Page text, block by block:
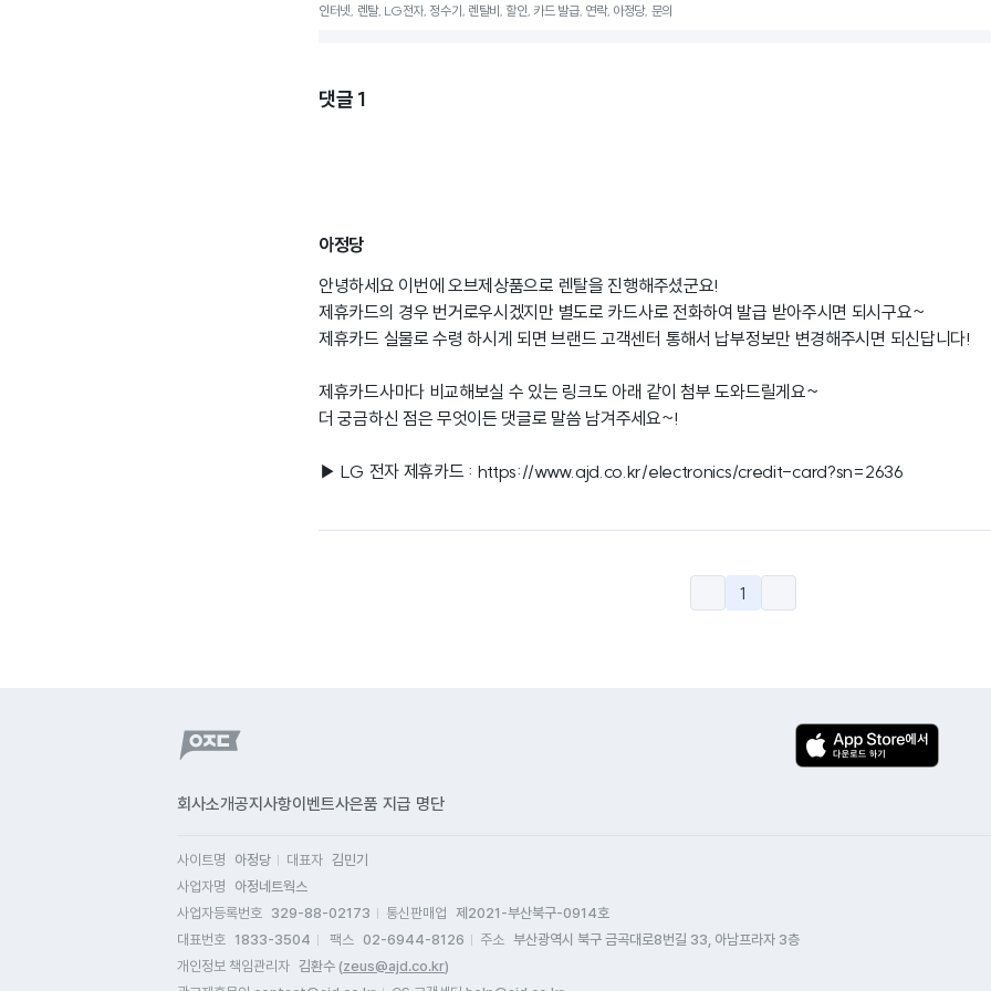
인터넷, 렌탈, LG전자, 정수기, 렌탈비, 할인, 카드 발급, 연락, 아정당, 문의
댓글 1
아정당
안녕하세요 이번에 오브제상품으로 렌탈을 진행해주셨군요!
제휴카드의 경우 번거로우시겠지만 별도로 카드사로 전화하여 발급 받아주시면 되시구요~
제휴카드 실물로 수령 하시게 되면 브랜드 고객센터 통해서 납부정보만 변경해주시면 되신답니다!
제휴카드사마다 비교해보실 수 있는 링크도 아래 같이 첨부 도와드릴게요~
더 궁금하신 점은 무엇이든 댓글로 말씀 남겨주세요~!
▶ LG 전자 제휴카드 : https://www.ajd.co.kr/electronics/credit-card?sn=2636
1
회사소개공지사항이벤트사은품 지급 명단
사이트명 아정당 대표자 김민기
사업자명
아정네트웍스
사업자등록번호 329-88-02173 통신판매업
제2021-부산북구-0914호
대표번호 1833-3504 팩스 02-6944-8126 주소 부산광역시 북구 금곡대로8번길 33, 아남프라자 3층
개인정보 책임관리자 김환수 (zeus@ajd.co.kr)